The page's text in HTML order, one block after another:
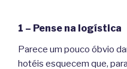
1 – Pense na logística
Parece um pouco óbvio
hotéis esquecem que,